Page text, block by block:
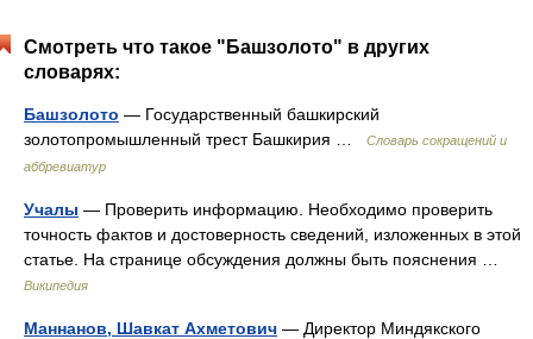
Смотреть что такое "Башзолото" в других
словарях:
Башзолото — Государственный башкирский
золотопромышленный трест Башкирия …
Словарь сокращений и
аббревиатур
Учалы — Проверить информацию. Необходимо проверить
точность фактов и достоверность сведений, изложенных в этой
статье. На странице обсуждения должны быть пояснения …
Википедия
Маннанов, Шавкат Ахметович — Директор Миндякского